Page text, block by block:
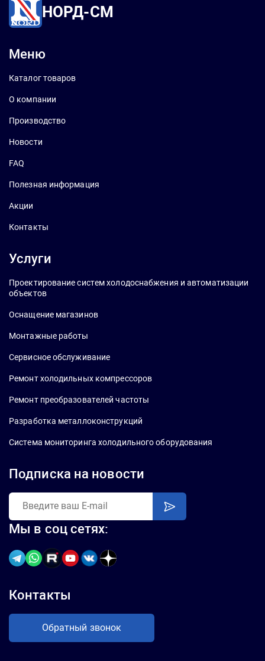
НОРД-СМ
Меню
Каталог товаров
О компании
Производство
Новости
FAQ
Полезная информация
Акции
Контакты
Услуги
Проектирование систем холодоснабжения и автоматизации
объектов
Оснащение магазинов
Монтажные работы
Сервисное обслуживание
Ремонт холодильных компрессоров
Ремонт преобразователей частоты
Разработка металлоконструкций
Система мониторинга холодильного оборудования
Подписка на новости
Мы в соц сетях:
Контакты
Обратный звонок